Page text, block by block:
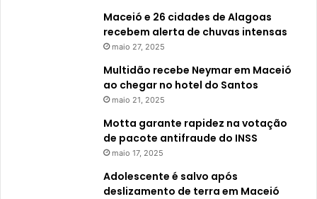
Maceió e 26 cidades de Alagoas
recebem alerta de chuvas intensas
maio 27, 2025
Multidão recebe Neymar em Maceió
ao chegar no hotel do Santos
maio 21, 2025
Motta garante rapidez na votação
de pacote antifraude do INSS
maio 17, 2025
Adolescente é salvo após
deslizamento de terra em Maceió